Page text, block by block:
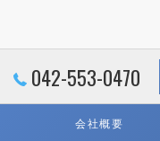
042-553-0470
会社概要